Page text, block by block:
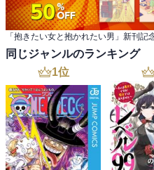
同じジャンルのランキング
1位